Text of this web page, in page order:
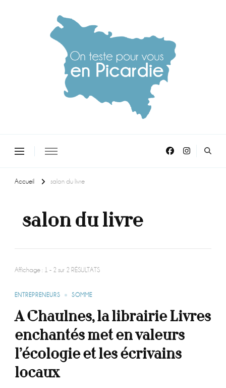
Accueil salon du livre
salon du livre
Affichage : 1 - 2 sur 2 RÉSULTATS
ENTREPRENEURS SOMME
A Chaulnes, la librairie Livres
enchantés met en valeurs
l’écologie et les écrivains
locaux